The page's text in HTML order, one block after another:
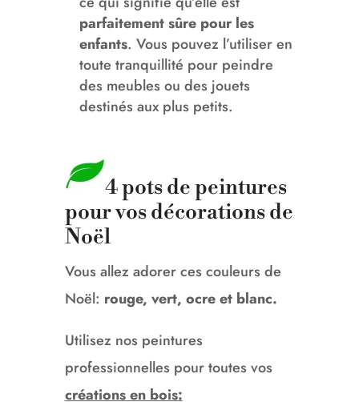
parfaitement sûre pour les
enfants. Vous pouvez l’utiliser en
toute tranquillité pour peindre
des meubles ou des jouets
destinés aux plus petits.
4 pots de peintures
pour vos décorations de
Noël
Vous allez adorer ces couleurs de
Noël: rouge, vert, ocre et blanc.
Utilisez nos peintures
professionnelles pour toutes vos
créations en bois: